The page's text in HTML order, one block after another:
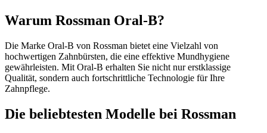
Warum Rossman Oral-B?
Die Marke Oral-B von Rossman bietet eine Vielzahl von
hochwertigen Zahnbürsten, die eine effektive Mundhygiene
gewährleisten. Mit Oral-B erhalten Sie nicht nur erstklassige
Qualität, sondern auch fortschrittliche Technologie für Ihre
Zahnpflege.
Die beliebtesten Modelle bei Rossman